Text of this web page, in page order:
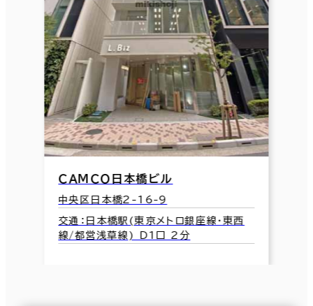
ＣＡＭＣＯ日本橋ビル
中央区日本橋2-16-9
交通：日本橋駅(東京メトロ銀座線･東西
線/都営浅草線) D1口 2分